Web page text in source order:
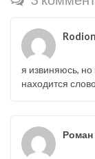
Rodion
я извиняюсь, но
находится
Роман